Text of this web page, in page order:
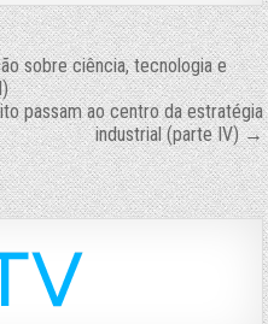
sobre ciência, tecnologia e
passam ao centro da estratégia
industrial (parte IV) →